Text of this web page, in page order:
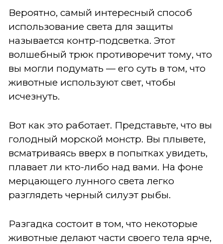
Вероятно, самый интересный способ
использование света для защиты
называется контр-подсветка. Этот
волшебный трюк противоречит тому, что
вы могли подумать — его суть в том, что
животные используют свет, чтобы
исчезнуть.
Вот как это работает. Представьте, что вы
голодный морской монстр. Вы плывете,
всматриваясь вверх в попытках увидеть,
плавает ли кто-либо над вами. На фоне
мерцающего лунного света легко
разглядеть черный силуэт рыбы.
Разгадка состоит в том, что некоторые
животные делают части своего тела ярче,